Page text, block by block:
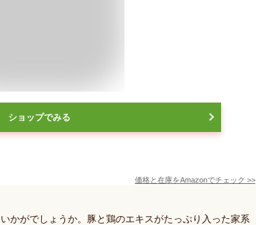
ショップでみる
価格と在庫をAmazonでチェック >>
かがでしょうか。豚と鶏のエキスがたっぷり入った家系